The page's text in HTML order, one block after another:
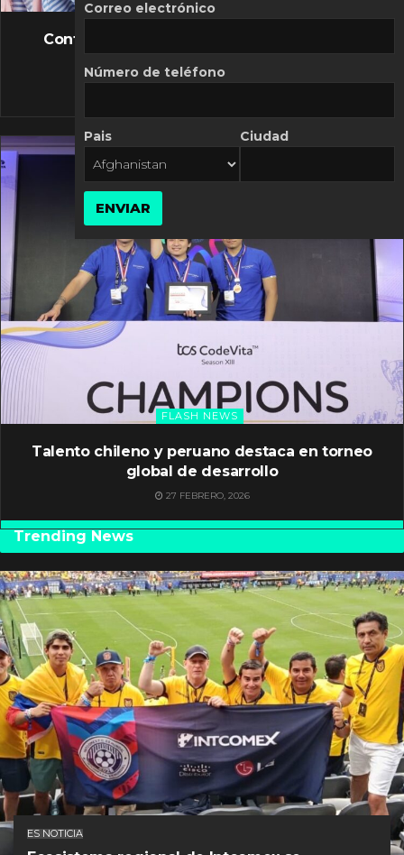
FLASH NEWS
Controversia de Mercado Libre por costos
10 MARZO, 2026
FLASH NEWS
Talento chileno y peruano destaca en torneo
global de desarrollo
27 FEBRERO, 2026
Trending News
ES NOTICIA
Correo electrónico
Número de teléfono
Pais Ciudad
ENVIAR